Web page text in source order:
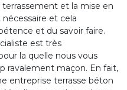
et la mise en
et cela
et du savoir faire.
est très
la quelle nous vous
ravalement maçon. En fait,
entreprise terrasse béton